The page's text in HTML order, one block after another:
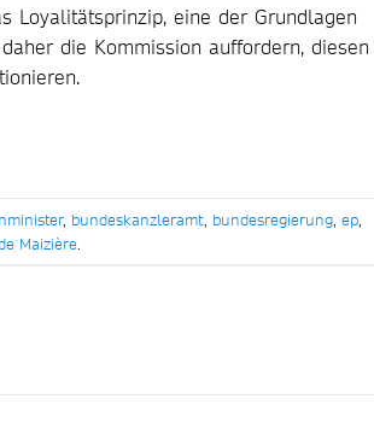
Loyalitätsprinzip, eine der Grundlagen
die Kommission auffordern, diesen
, bundeskanzleramt, bundesregierung, ep,
Maizière.